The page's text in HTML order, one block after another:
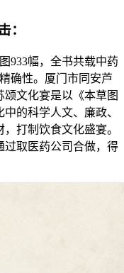
：
幅，全书共载中药
确性。厦门市同安芦
文化宴是以《本草图
的科学人文、廉政、
打制饮食文化盛宴。
过取医药公司合做，得